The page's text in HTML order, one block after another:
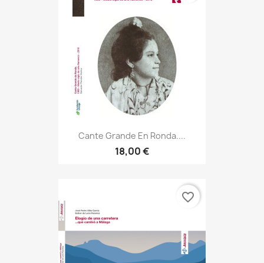
Cante Grande En Ronda....
18,00 €
favorite_border